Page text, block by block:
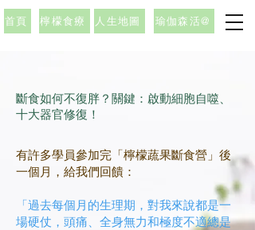
首頁 檸檬食療 人生地圖 瑜伽森活@
斷食如何不復胖？關鍵：啟動細胞自噬、
十大器官修復！
有許多學員參加完「檸檬蔬果斷食營」後
一個月，給我們回饋：
「過去每個月的生理期，對我來說都是一
場硬仗，頭痛、全身無力和極度不適總是